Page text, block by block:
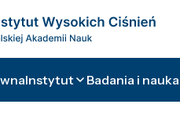
Instytut Badania i nauka